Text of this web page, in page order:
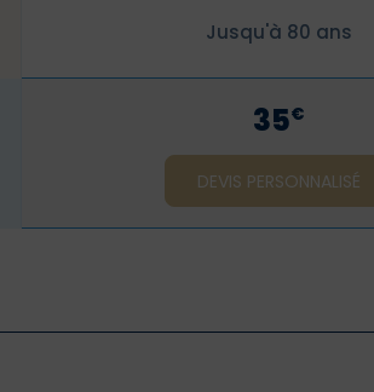
Jusqu'à 80 ans
35€
DEVIS PERSONNALISÉ